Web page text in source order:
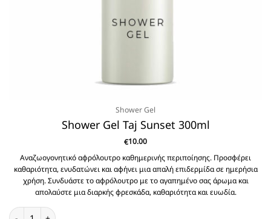
Shower Gel
Shower Gel Taj Sunset 300ml
€10.00
Αναζωογονητικό αφρόλουτρο καθημερινής περιποίησης. Προσφέρει
καθαριότητα, ενυδατώνει και αφήνει μια απαλή επιδερμίδα σε ημερήσια
χρήση. Συνδυάστε το αφρόλουτρο με το αγαπημένο σας άρωμα και
απολαύστε μια διαρκής φρεσκάδα, καθαριότητα και ευωδία.
Shower Gel Taj Sunset 300ml ποσότητα